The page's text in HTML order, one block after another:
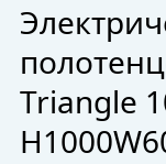
Triangle